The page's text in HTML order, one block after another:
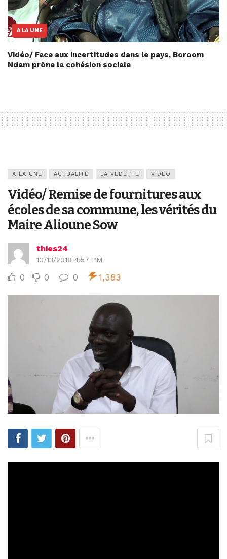
A LA UNE
Vidéo/ Face aux incertitudes dans le pays, Boroom
Ndam prône la cohésion sociale
A LA UNE ACTUALITÉ LA VEDETTE VIDEO
Vidéo/ Remise de fournitures aux
écoles de sa commune, les vérités du
Maire Alioune Sow
thies24
10/13/2018 4:57 PM
0 0 0 1,383